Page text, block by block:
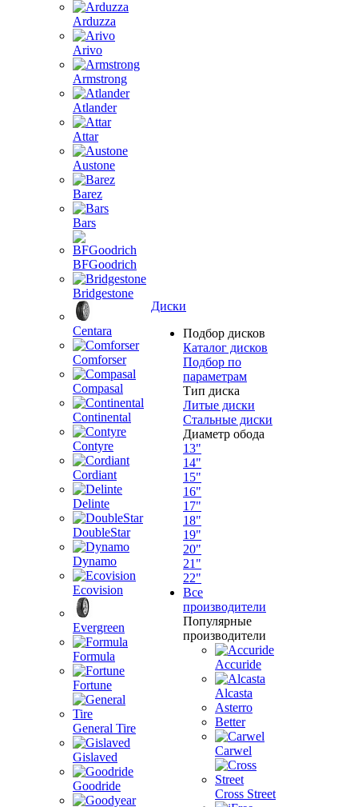
Arduzza
Arivo
Armstrong
Atlander
Attar
Austone
Barez
Bars
BFGoodrich
Bridgestone
Centara
Comforser
Compasal
Continental
Contyre
Cordiant
Delinte
DoubleStar
Dynamo
Ecovision
Evergreen
Formula
Fortune
General Tire
Gislaved
Goodride
Диски
Подбор дисков
Каталог дисков
Подбор по
параметрам
Тип диска
Литые диски
Стальные диски
Диаметр обода
13"
14"
15"
16"
17"
18"
19"
20"
21"
22"
Все
производители
Популярные
производители
Accuride
Alcasta
Asterro
Better
Carwel
Cross Street